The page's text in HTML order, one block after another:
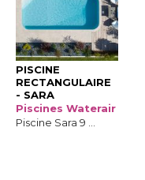
PISCINE
RECTANGULAIRE
- SARA
Piscines Waterair
Piscine Sara 9 ...